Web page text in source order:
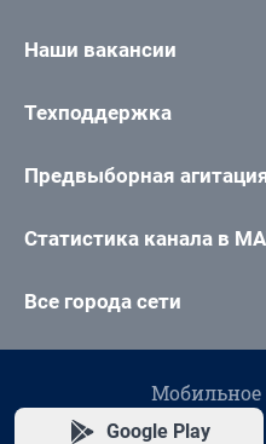
Наши вакансии
Техподдержка
Предвыборная
Статистика канала в
Все города сети
Google Play